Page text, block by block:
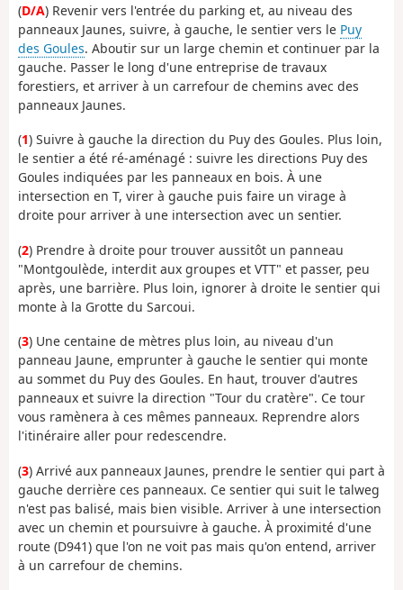
(D/A) Revenir vers l'entrée du parking et, au niveau des
panneaux Jaunes, suivre, à gauche, le sentier vers le Puy
des Goules. Aboutir sur un large chemin et continuer par la
gauche. Passer le long d'une entreprise de travaux
forestiers, et arriver à un carrefour de chemins avec des
panneaux Jaunes.
(1) Suivre à gauche la direction du Puy des Goules. Plus loin,
le sentier a été ré-aménagé : suivre les directions Puy des
Goules indiquées par les panneaux en bois. À une
intersection en T, virer à gauche puis faire un virage à
droite pour arriver à une intersection avec un sentier.
(2) Prendre à droite pour trouver aussitôt un panneau
"Montgoulède, interdit aux groupes et VTT" et passer, peu
après, une barrière. Plus loin, ignorer à droite le sentier qui
monte à la Grotte du Sarcoui.
(3) Une centaine de mètres plus loin, au niveau d'un
panneau Jaune, emprunter à gauche le sentier qui monte
au sommet du Puy des Goules. En haut, trouver d'autres
panneaux et suivre la direction "Tour du cratère". Ce tour
vous ramènera à ces mêmes panneaux. Reprendre alors
l'itinéraire aller pour redescendre.
(3) Arrivé aux panneaux Jaunes, prendre le sentier qui part à
gauche derrière ces panneaux. Ce sentier qui suit le talweg
n'est pas balisé, mais bien visible. Arriver à une intersection
avec un chemin et poursuivre à gauche. À proximité d'une
route (D941) que l'on ne voit pas mais qu'on entend, arriver
à un carrefour de chemins.